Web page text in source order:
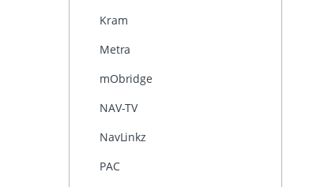
Kram
Metra
mObridge
NAV-TV
NavLinkz
PAC